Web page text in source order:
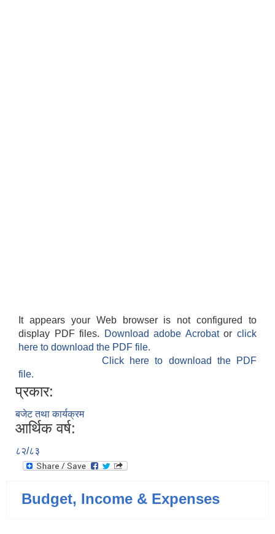
It appears your Web browser is not configured to
display PDF files.
Download adobe Acrobatorclick
here to download the PDF file.
Click here to download the PDF
file.
प्रकार:
बजेट तथा कार्यक्रम
आर्थिक वर्ष:
८२/८३
Budget, Income & Expenses